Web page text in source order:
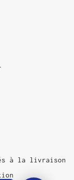
à la livraison